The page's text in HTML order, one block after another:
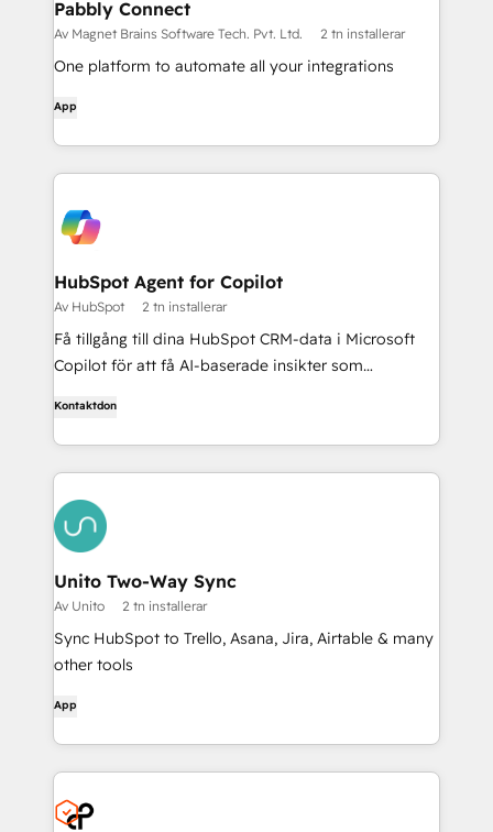
Pabbly Connect
Av Magnet Brains Software Tech. Pvt. Ltd. 2 tn installerar
One platform to automate all your integrations
App
HubSpot Agent for Copilot
Av HubSpot 2 tn installerar
Få tillgång till dina HubSpot CRM-data i Microsoft
Copilot för att få AI-baserade insikter som
Kontaktdon
Unito Two-Way Sync
Av Unito 2 tn installerar
Sync HubSpot to Trello, Asana, Jira, Airtable & many
other tools
App